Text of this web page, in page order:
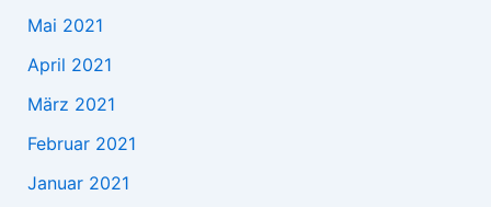
Mai 2021
April 2021
März 2021
Februar 2021
Januar 2021